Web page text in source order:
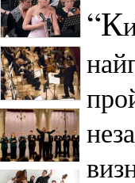
“К